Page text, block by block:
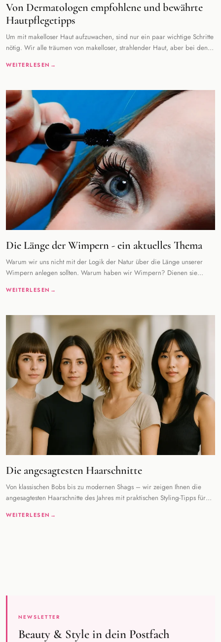
Von Dermatologen empfohlene und bewährte
Hautpflegetipps
Um mit makelloser Haut aufzuwachen, sind nur ein paar wichtige Schritte
nötig. Wir alle träumen von makelloser, strahlender Haut, aber bei den
WEITERLESEN
Die Länge der Wimpern - ein aktuelles Thema
Warum wir uns nicht mit der Logik der Natur über die Länge unserer
Wimpern anlegen sollten. Warum haben wir Wimpern? Dienen sie
WEITERLESEN
Die angesagtesten Haarschnitte
Von klassischen Bobs bis zu modernen Shags – wir zeigen Ihnen die
angesagtesten Haarschnitte des Jahres mit praktischen Styling-Tipps für
WEITERLESEN
NEWSLETTER
Beauty & Style in dein Postfach